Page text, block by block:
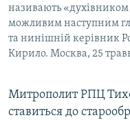
називають «духівником
можливим наступним
та нинішній керівник
Кирило. Москва, 25
Митрополит РПЦ
ставиться до